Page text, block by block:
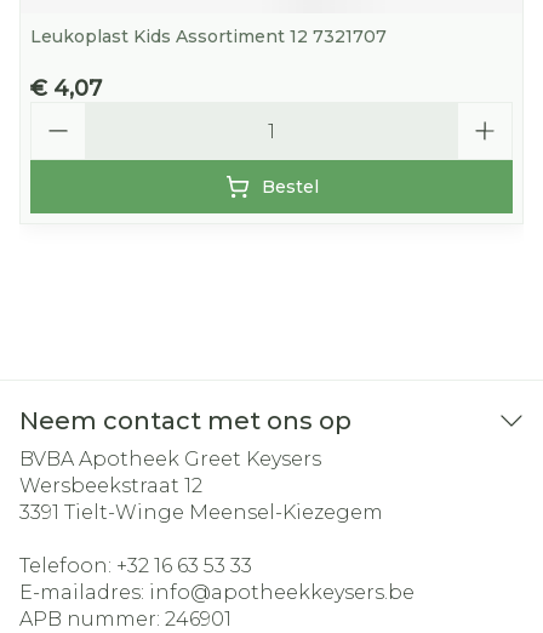
Leukoplast Kids Assortiment 12 7321707
€ 4,07
Bestel
Neem contact met ons op
BVBA Apotheek Greet Keysers
Wersbeekstraat 12
3391 Tielt-Winge Meensel-Kiezegem
Telefoon: +32 16 63 53 33
E-mailadres: info@apotheekkeysers.be
APB nummer: 246901